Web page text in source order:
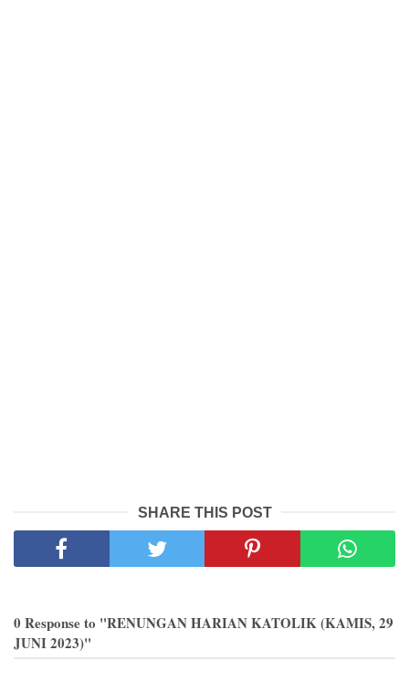
SHARE THIS POST
0 Response to "RENUNGAN HARIAN KATOLIK (KAMIS, 29
JUNI 2023)"